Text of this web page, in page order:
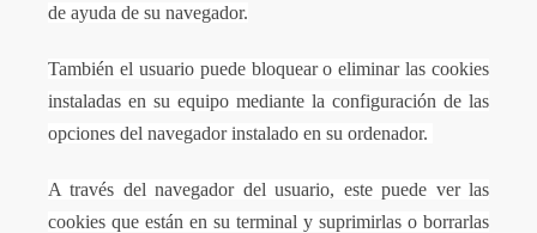
de ayuda de su navegador.
También el usuario puede bloquear o eliminar las cookies
instaladas en su equipo mediante la configuración de las
opciones del navegador instalado en su ordenador.
A través del navegador del usuario, este puede ver las
cookies que están en su terminal y suprimirlas o borrarlas